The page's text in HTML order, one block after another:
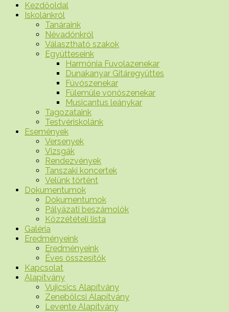
Kezdőoldal
Iskolánkról
Tanáraink
Névadónkról
Választható szakok
Együtteseink
Harmónia Fuvolazenekar
Dunakanyar Gitáregyüttes
Fúvószenekar
Fülemüle vonószenekar
Musicantus leánykar
Tagozataink
Testvériskolánk
Események
Versenyek
Vizsgák
Rendezvények
Tanszaki koncertek
Velünk történt
Dokumentumok
Dokumentumok
Pályázati beszámolók
Közzétételi lista
Galéria
Eredményeink
Eredményeink
Éves összesítők
Kapcsolat
Alapítvány
Vujicsics Alapítvány
Zenebölcsi Alapítvány
Levente Alapítvány